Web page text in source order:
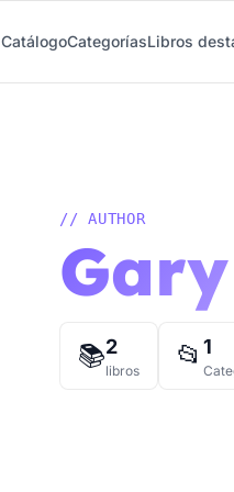
CatálogoCategoríasLibros
// AUTHOR
📚2
libros 📂 1